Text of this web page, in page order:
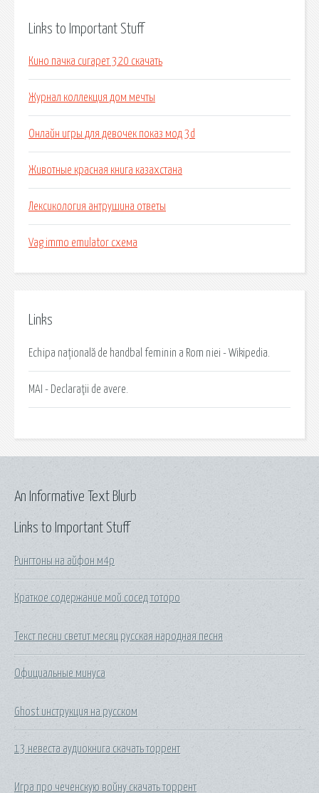
Links to Important Stuff
Кино пачка сигарет 320 скачать
Журнал коллекция дом мечты
Онлайн игры для девочек показ мод 3d
Животные красная книга казахстана
Лексикология антрушина ответы
Vag immo emulator схема
Links
Echipa națională de handbal feminin a Rom niei - Wikipedia.
MAI - Declaraţii de avere.
Links to Important Stuff
Рингтоны на айфон м4р
Краткое содержание мой сосед тоторо
Текст песни светит месяц русская народная песня
Официальные минуса
Ghost инструкция на русском
13 невеста аудиокнига скачать торрент
Игра про чеченскую войну скачать торрент
An Informative Text Blurb